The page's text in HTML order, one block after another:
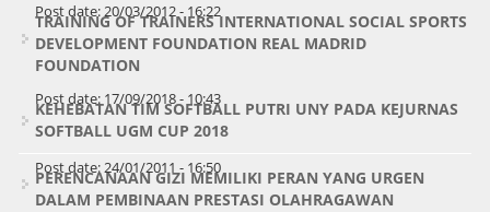
Post date:20/03/2012 - 16:22
TRAINING OF TRAINERS INTERNATIONAL SOCIAL SPORTS
DEVELOPMENT FOUNDATION REAL MADRID
FOUNDATION
Post date: 17/09/2018 - 10:43
KEHEBATAN TIM SOFTBALL PUTRI UNY PADA KEJURNAS
SOFTBALL UGM CUP 2018
Post date:24/01/2011 - 16:50
PERENCANAAN GIZI MEMILIKI PERAN YANG URGEN
DALAM PEMBINAAN PRESTASI OLAHRAGAWAN